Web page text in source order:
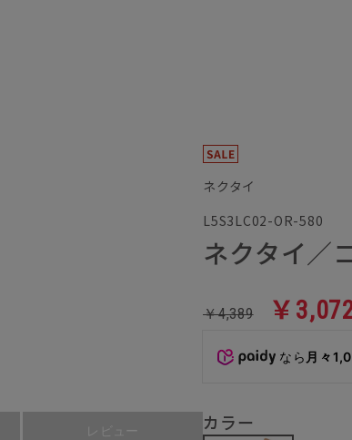
レビュー
ネクタイ
L5S3LC02-OR-580
ネクタイ／
￥4,389 ￥
なら 月々
カラー